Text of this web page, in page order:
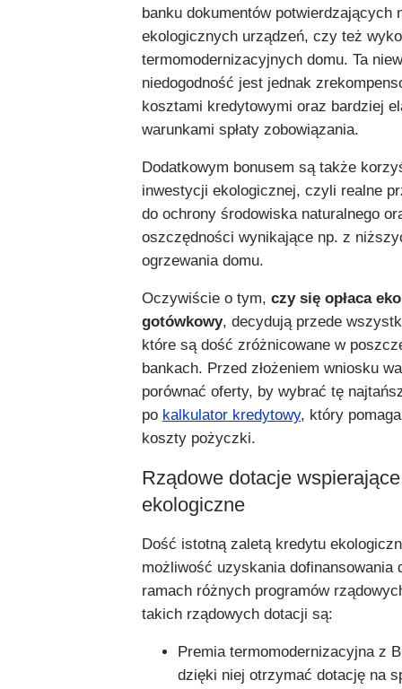
banku dokumentów potwierdzających
ekologicznych urządzeń, czy też
termomodernizacyjnych domu. Ta
niedogodność jest jednak
kosztami kredytowymi oraz bardziej
warunkami spłaty zobowiązania.
Dodatkowym bonusem są także
inwestycji ekologicznej, czyli realne
do ochrony środowiska naturalnego
oszczędności wynikające np. z
ogrzewania domu.
Oczywiście o tym, czy się opłaca
gotówkowy, decydują przede
które są dość zróżnicowane w
bankach. Przed złożeniem wniosku
porównać oferty, by wybrać tę
po kalkulator kredytowy, który
koszty pożyczki.
Rządowe dotacje
ekologiczne
Dość istotną zaletą kredytu
możliwość uzyskania dofinansowania
ramach różnych programów
takich rządowych dotacji są:
Premia termomodernizacyjna z
dzięki niej otrzymać dotację na